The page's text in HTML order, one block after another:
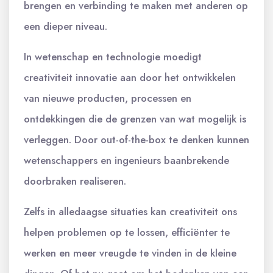
brengen en verbinding te maken met anderen op
een dieper niveau.
In wetenschap en technologie moedigt
creativiteit innovatie aan door het ontwikkelen
van nieuwe producten, processen en
ontdekkingen die de grenzen van wat mogelijk is
verleggen. Door out-of-the-box te denken kunnen
wetenschappers en ingenieurs baanbrekende
doorbraken realiseren.
Zelfs in alledaagse situaties kan creativiteit ons
helpen problemen op te lossen, efficiënter te
werken en meer vreugde te vinden in de kleine